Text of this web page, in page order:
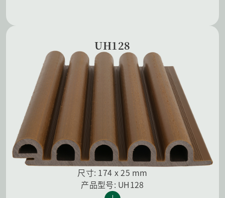
UH128
尺寸: 174 x 25 mm
产品型号: UH128